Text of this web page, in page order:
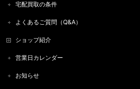
宅配買取の条件
よくあるご質問（Q&A）
ショップ紹介
営業日カレンダー
お知らせ